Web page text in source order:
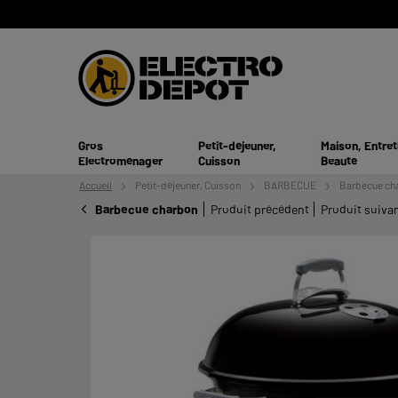
Gros
Electroménager
Petit-déjeuner,
Cuisson
Maison,
Beauté
Accueil Petit-déjeuner, Cuisson BARBECUE Barbecue
Barbecue charbon Produit précédent Produit